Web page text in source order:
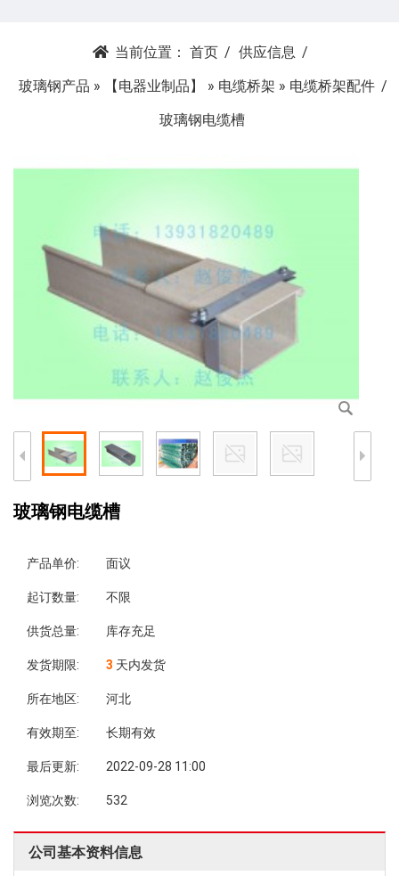
当前位置： 首页
供应信息
玻璃钢产品 » 【电器业制品】 » 电缆桥架 » 电缆桥架配件
玻璃钢电缆槽
玻璃钢电缆槽
产品单价: 面议
起订数量: 不限
供货总量: 库存充足
发货期限: 3 天内发货
所在地区: 河北
有效期至: 长期有效
最后更新: 2022-09-28 11:00
浏览次数: 532
公司基本资料信息